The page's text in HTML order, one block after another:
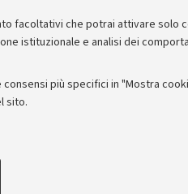
facoltativi che potrai attivare solo
istituzionale e analisi dei
più specifici in "Mostra
sito.
- NECESSARI